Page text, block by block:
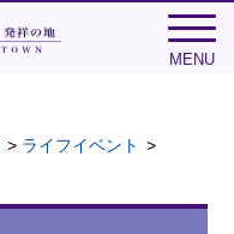
MENU
ライフイベント